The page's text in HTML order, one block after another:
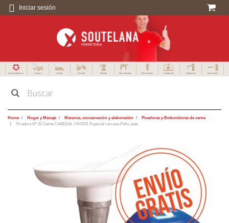
Iniciar sesión
Especialistas en Campo Jardín Forestal Menaje Herramientas Electricidad Calefacción Fontanería Decoración
Home Hogar y Menaje Matanza, conservación y elaboración
Picadoras y Embutidoras de carne
Picadora Nº 32 Garhe CABEZAL UNGER Especial carcasa Pollo, pate